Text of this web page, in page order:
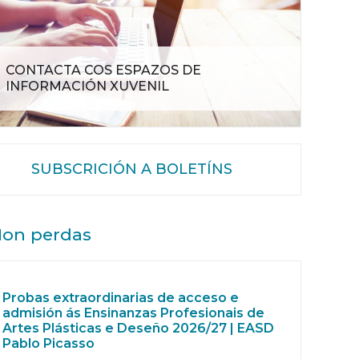
CONTACTA COS ESPAZOS DE
INFORMACIÓN XUVENIL
SUBSCRICIÓN A BOLETÍNS
perdas
Probas extraordinarias de acceso e
admisión ás Ensinanzas Profesionais de
Artes Plásticas e Deseño 2026/27 | EASD
Pablo Picasso